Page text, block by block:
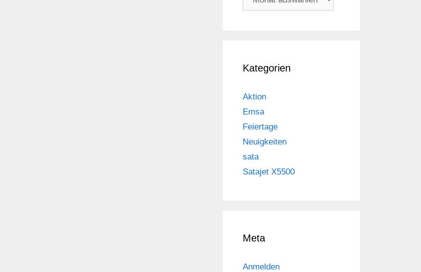
Kategorien
Aktion
Emsa
Feiertage
Neuigkeiten
sata
Satajet X5500
Meta
Anmelden